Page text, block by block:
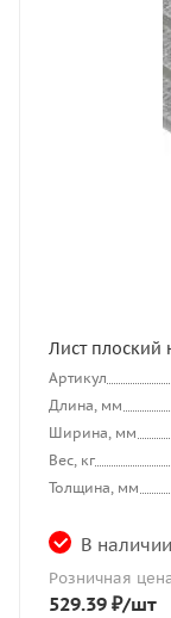
Лист плоский
Артикул
Длина, мм
Ширина, мм
Вес, кг
Толщина, мм
В наличии
Розничная
529.39 ₽/шт